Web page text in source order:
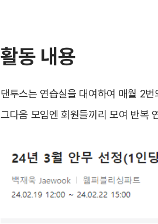
활동 내용
댄투스는 연습실을 대여하여 매월 2
그다음 모임엔 회원들끼리 모여 반복